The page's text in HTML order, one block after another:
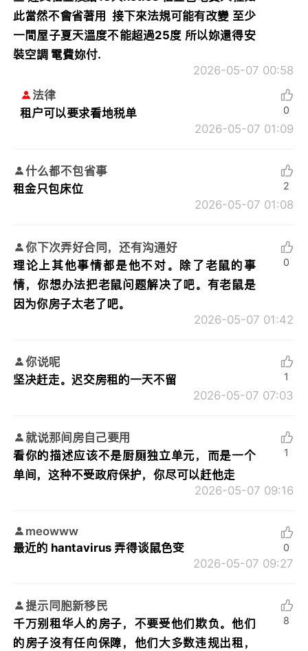
此當然不會省著用 接下來法規可能有改變 至少
一間屋子夏天溫度不能超過25度 所以妳還得安
裝空調 電費妳付.
2026-05-07 00:58
法律
租户可以要求看地税单
2026-05-07 01:09
0
什么都不包省事
租金只包床位
2026-05-07 01:08
2
你下次弄好合同，还有沟通好
理论上其他事情都是他不对。除了老鼠的事
情，你想办法把老鼠问题解决了吧。有老鼠是
因为你房子太老了吧。
2026-05-07 01:42
0
你说呢
坚决赶走。迟交房租的一天不留
2026-05-07 07:03
1
就说那间房自己要用
看你的描述应该不是厨厕独立单元，而是一个
单间，这种不受政府保护，你尽可以赶他走
2026-05-07 09:16
1
meowww
最近的 hantavirus 弄得谈鼠色变
2026-05-07 09:27
0
提示同胞新移民
千万别租华人的房子，不要受他们欺负。他们
的房子沒有任向保障，他们大多数违规出租，
8